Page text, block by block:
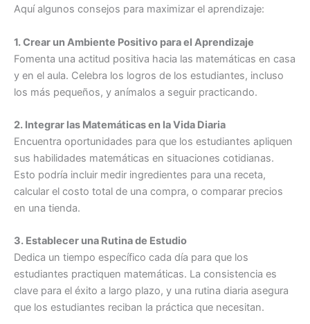
Aquí algunos consejos para maximizar el aprendizaje:
1. Crear un Ambiente Positivo para el Aprendizaje
Fomenta una actitud positiva hacia las matemáticas en casa
y en el aula. Celebra los logros de los estudiantes, incluso
los más pequeños, y anímalos a seguir practicando.
2. Integrar las Matemáticas en la Vida Diaria
Encuentra oportunidades para que los estudiantes apliquen
sus habilidades matemáticas en situaciones cotidianas.
Esto podría incluir medir ingredientes para una receta,
calcular el costo total de una compra, o comparar precios
en una tienda.
3. Establecer una Rutina de Estudio
Dedica un tiempo específico cada día para que los
estudiantes practiquen matemáticas. La consistencia es
clave para el éxito a largo plazo, y una rutina diaria asegura
que los estudiantes reciban la práctica que necesitan.